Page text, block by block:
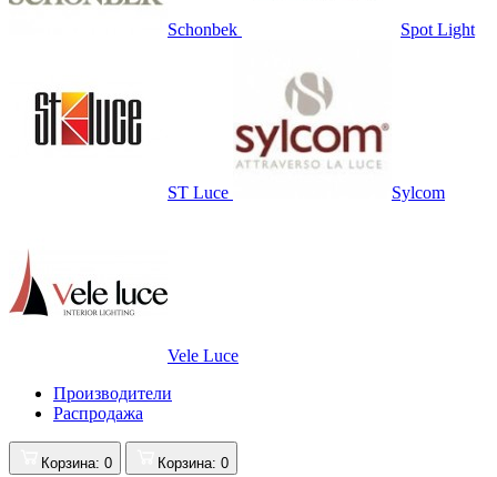
Schonbek Spot Light
ST Luce Sylcom
Vele Luce
Производители
Распродажа
Корзина: 0 Корзина: 0